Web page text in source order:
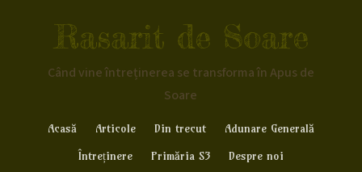
Rasarit de Soare
Când vine întreținerea se transforma în Apus de
Soare
Acasă Articole Din trecut
Adunare Generală
Întreținere
Primăria S3 Despre noi